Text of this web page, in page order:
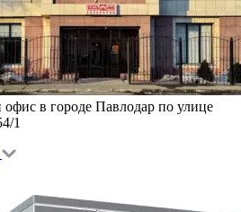
в городе Павлодар по улице
1